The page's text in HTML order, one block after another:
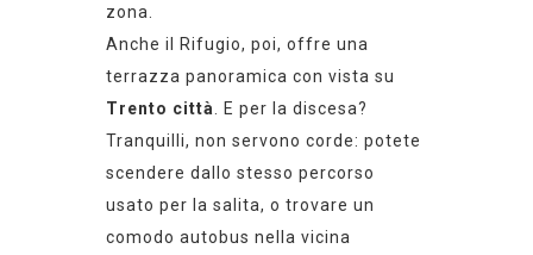
zona.
Anche il Rifugio, poi, offre una
terrazza panoramica con vista su
Trento città
. E per la discesa?
Tranquilli, non servono corde: potete
scendere dallo stesso percorso
usato per la salita, o trovare un
comodo autobus nella vicina